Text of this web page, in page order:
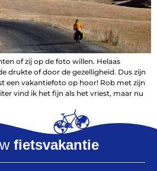
vakantiefiets
kies je een vakantiefiets
fiets
Afsluiten
of zij op de foto willen. Helaas
drukte of door de gezelligheid. Dus zijn
een vakantiefoto op hoor! Rob met zijn
vind ik het fijn als het vriest, maar nu
fietsvakantie